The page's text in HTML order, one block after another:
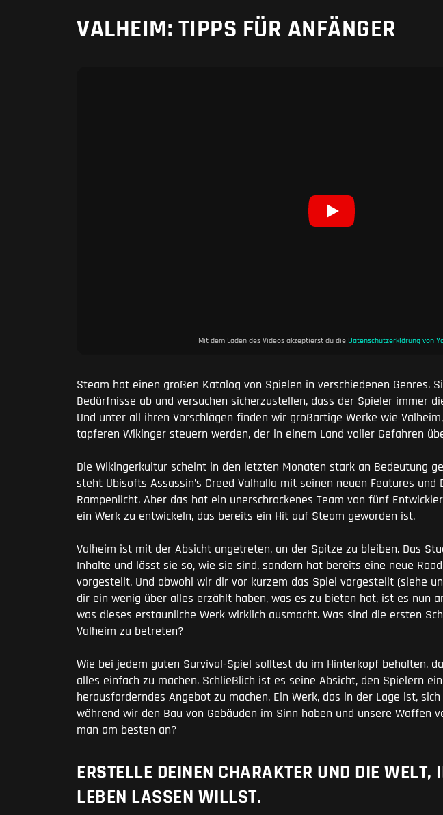
VALHEIM: TIPPS FÜR ANFÄNGER
Mit dem Laden des Videos akzeptierst du die Datenschutzerklärung von
Steam hat einen großen Katalog von Spielen in verschiedenen Genres.
Bedürfnisse ab und versuchen sicherzustellen, dass der Spieler immer
Und unter all ihren Vorschlägen finden wir großartige Werke wie
tapferen Wikinger steuern werden, der in einem Land voller Gefahren
Die Wikingerkultur scheint in den letzten Monaten stark an Bedeutung
steht Ubisofts Assassin’s Creed Valhalla mit seinen neuen Features und
Rampenlicht. Aber das hat ein unerschrockenes Team von fünf
ein Werk zu entwickeln, das bereits ein Hit auf Steam geworden ist.
Valheim ist mit der Absicht angetreten, an der Spitze zu bleiben. Das
Inhalte und lässt sie so, wie sie sind, sondern hat bereits eine neue
vorgestellt. Und obwohl wir dir vor kurzem das Spiel vorgestellt (siehe
dir ein wenig über alles erzählt haben, was es zu bieten hat, ist es nun
was dieses erstaunliche Werk wirklich ausmacht. Was sind die ersten
Valheim zu betreten?
Wie bei jedem guten Survival-Spiel solltest du im Hinterkopf behalten,
alles einfach zu machen. Schließlich ist es seine Absicht, den Spielern
herausforderndes Angebot zu machen. Ein Werk, das in der Lage ist,
während wir den Bau von Gebäuden im Sinn haben und unsere Waffen
man am besten an?
ERSTELLE DEINEN CHARAKTER UND DIE WELT,
LEBEN LASSEN WILLST.